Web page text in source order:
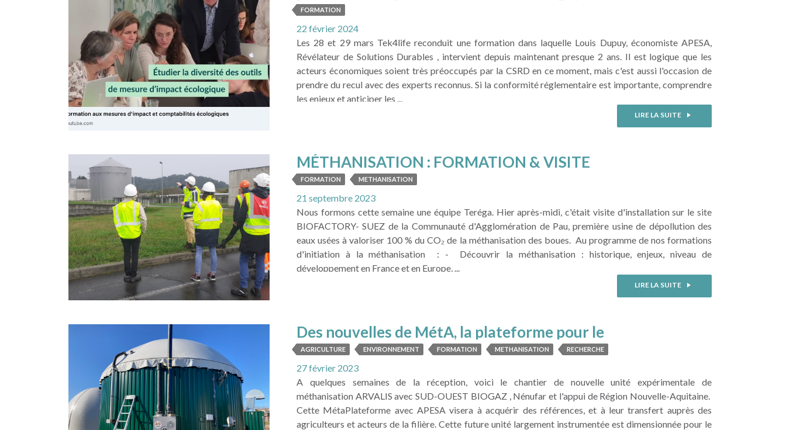
FORMATION
22 février 2024
Les 28 et 29 mars Tek4life reconduit une formation dans laquelle Louis Dupuy, économiste APESA,
Révélateur de Solutions Durables , intervient depuis maintenant presque 2 ans. Il est logique que les
acteurs économiques soient très préoccupés par la CSRD en ce moment, mais c'est aussi l'occasion de
prendre du recul avec des experts reconnus. Si la conformité réglementaire est importante, comprendre
les enjeux et anticiper les ...
LIRE LA SUITE
MÉTHANISATION : FORMATION & VISITE
D'INSTALLATION
FORMATION METHANISATION
21 septembre 2023
Nous formons cette semaine une équipe Teréga. Hier après-midi, c'était visite d'installation sur le site
BIOFACTORY- SUEZ de la Communauté d'Agglomération de Pau, première usine de dépollution des
eaux usées à valoriser 100 % du CO₂ de la méthanisation des boues. Au programme de nos formations
d'initiation à la méthanisation : - Découvrir la méthanisation : historique, enjeux, niveau de
développement en France et en Europe, ...
LIRE LA SUITE
Des nouvelles de MétA, la plateforme pour le
développement de la méthanisation agricole
AGRICULTURE ENVIRONNEMENT FORMATION METHANISATION RECHERCHE
27 février 2023
A quelques semaines de la réception, voici le chantier de nouvelle unité expérimentale de
méthanisation ARVALIS avec SUD-OUEST BIOGAZ , Nénufar et l'appui de Région Nouvelle-Aquitaine.
Cette MétaPlateforme avec APESA visera à acquérir des références, et à leur transfert auprès des
agriculteurs et acteurs de la filière. Cette future unité largement instrumentée est dimensionnée pour le